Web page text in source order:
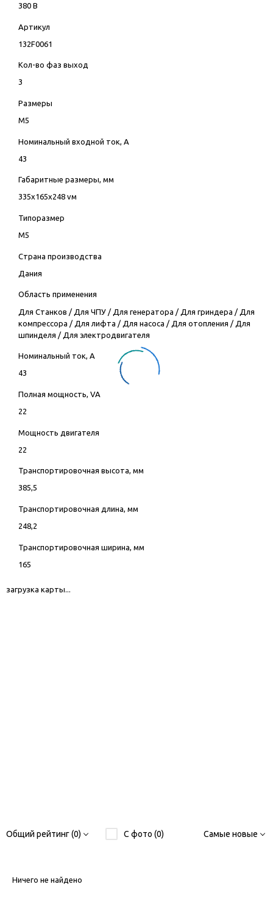
380 В
Артикул
132F0061
Кол-во фаз выход
3
Размеры
M5
Номинальный входной ток, А
43
Габаритные размеры, мм
335х165х248 vм
Типоразмер
M5
Страна производства
Дания
Область применения
Для Станков / Для ЧПУ/ Для генератора / Для гриндера / Для
компрессора / Для лифта / Для насоса / Для отопления / Для
шпинделя / Для электродвигателя
Номинальный ток, А
43
Полная мощность, VA
22
Мощность двигателя
22
Транспортировочная высота, мм
385,5
Транспортировочная длина, мм
248,2
Транспортировочная ширина, мм
165
загрузка карты...
Общий рейтинг (0) С фото (0) Самые новые
Ничего не найдено